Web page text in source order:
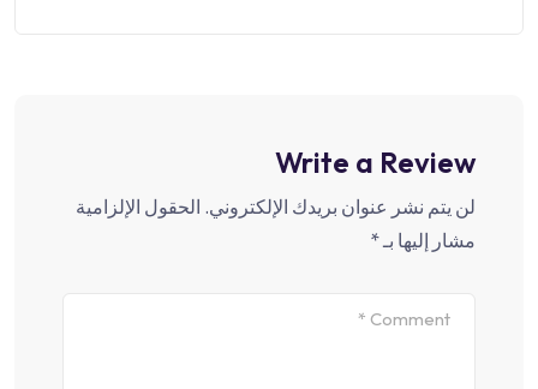
Write a Review
لن يتم نشر عنوان بريدك الإلكتروني. الحقول الإلزامية
مشار إليها بـ*